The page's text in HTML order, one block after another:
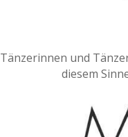
und
diesem